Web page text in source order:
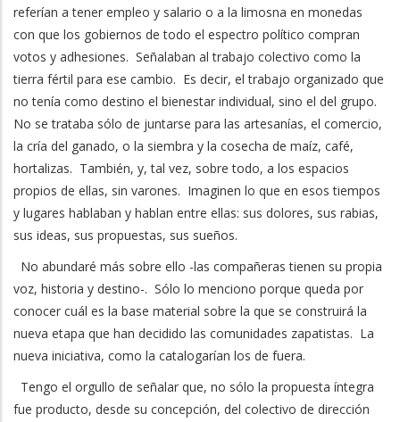
referían a tener empleo y salario o a la limosna en monedas
con que los gobiernos de todo el espectro político compran
votos y adhesiones. Señalaban al trabajo colectivo como la
tierra fértil para ese cambio. Es decir, el trabajo organizado que
no tenía como destino el bienestar individual, sino el del grupo.
No se trataba sólo de juntarse para las artesanías, el comercio,
la cría del ganado, o la siembra y la cosecha de maíz, café,
hortalizas. También, y, tal vez, sobre todo, a los espacios
propios de ellas, sin varones. Imaginen lo que en esos tiempos
y lugares hablaban y hablan entre ellas: sus dolores, sus rabias,
sus ideas, sus propuestas, sus sueños.
No abundaré más sobre ello -las compañeras tienen su propia
voz, historia y destino-. Sólo lo menciono porque queda por
conocer cuál es la base material sobre la que se construirá la
nueva etapa que han decidido las comunidades zapatistas. La
nueva iniciativa, como la catalogarían los de fuera.
Tengo el orgullo de señalar que, no sólo la propuesta íntegra
fue producto, desde su concepción, del colectivo de dirección